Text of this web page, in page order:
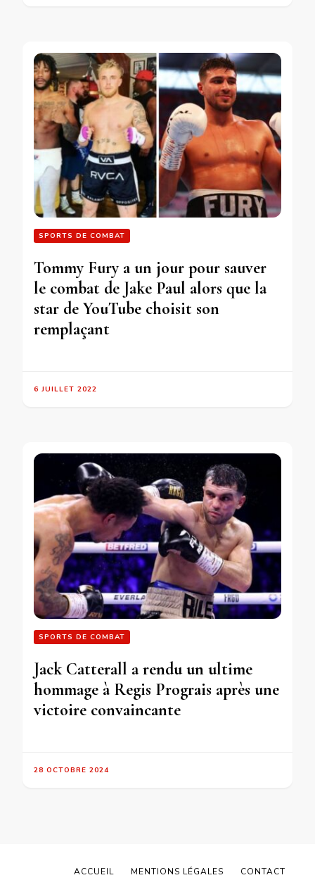
SPORTS DE COMBAT
Tommy Fury a un jour pour sauver
le combat de Jake Paul alors que la
star de YouTube choisit son
remplaçant
6 JUILLET 2022
SPORTS DE COMBAT
Jack Catterall a rendu un ultime
hommage à Regis Prograis après une
victoire convaincante
28 OCTOBRE 2024
ACCUEIL MENTIONS LÉGALES CONTACT